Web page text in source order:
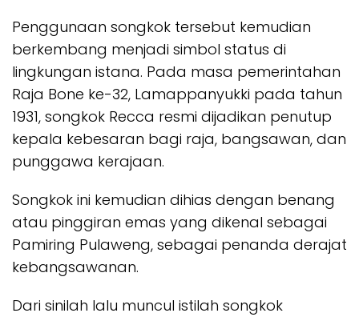
Penggunaan songkok tersebut kemudian
berkembang menjadi simbol status di
lingkungan istana. Pada masa pemerintahan
Raja Bone ke-32, Lamappanyukki pada tahun
1931, songkok Recca resmi dijadikan penutup
kepala kebesaran bagi raja, bangsawan, dan
punggawa kerajaan.
Songkok ini kemudian dihias dengan benang
atau pinggiran emas yang dikenal sebagai
Pamiring Pulaweng, sebagai penanda derajat
kebangsawanan.
Dari sinilah lalu muncul istilah songkok